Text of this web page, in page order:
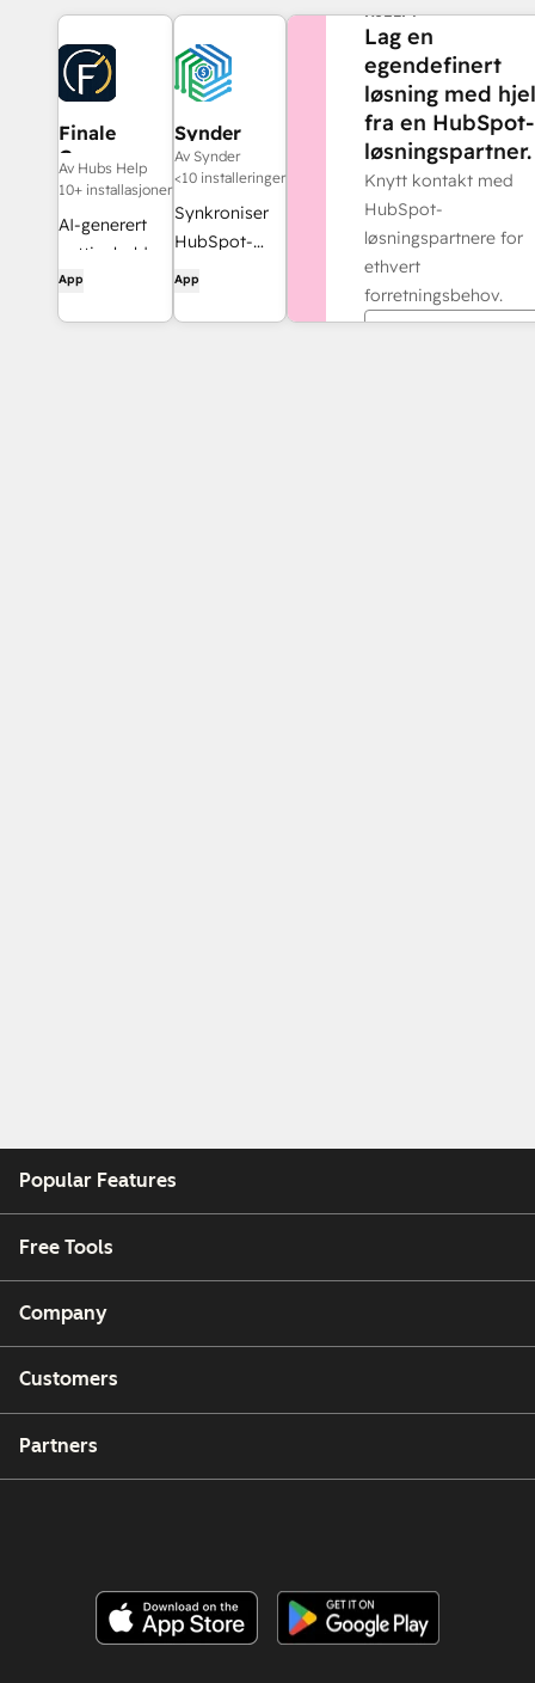
Finale
Composer
Av Hubs Help
10+ installasjoner
AI-generert
nettinnhold,
utviklet for
App
Synder
Av Synder
<10 installeringer
Synkroniser
HubSpot-
fakturaer
QuickBooks,
App
HJELP?
Lag en
egendefinert
løsning med
fra en HubSpot-
løsningspartner.
Knytt kontakt med
HubSpot-
løsningspartnere for
ethvert
forretningsbehov.
Popular Features
Free Tools
Company
Customers
Partners